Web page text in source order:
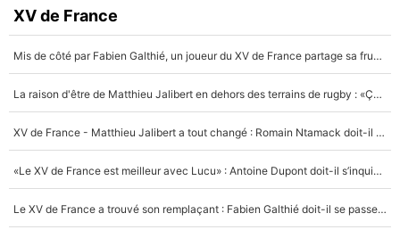
XV de France
Mis de côté par Fabien Galthié, un joueur du XV de France partage sa frustration : «ils ne me l’ont pas dit tout de suite»
La raison d'être de Matthieu Jalibert en dehors des terrains de rugby : «Ça m'atteint autant que si tu touches à un membre de ma famille»
XV de France - Matthieu Jalibert a tout changé : Romain Ntamack doit-il s’inquiéter pour sa place à un an de la Coupe du monde ?
«Le XV de France est meilleur avec Lucu» : Antoine Dupont doit-il s’inquiéter pour sa place ?
Le XV de France a trouvé son remplaçant : Fabien Galthié doit-il se passer d'Antoine Dupont ?